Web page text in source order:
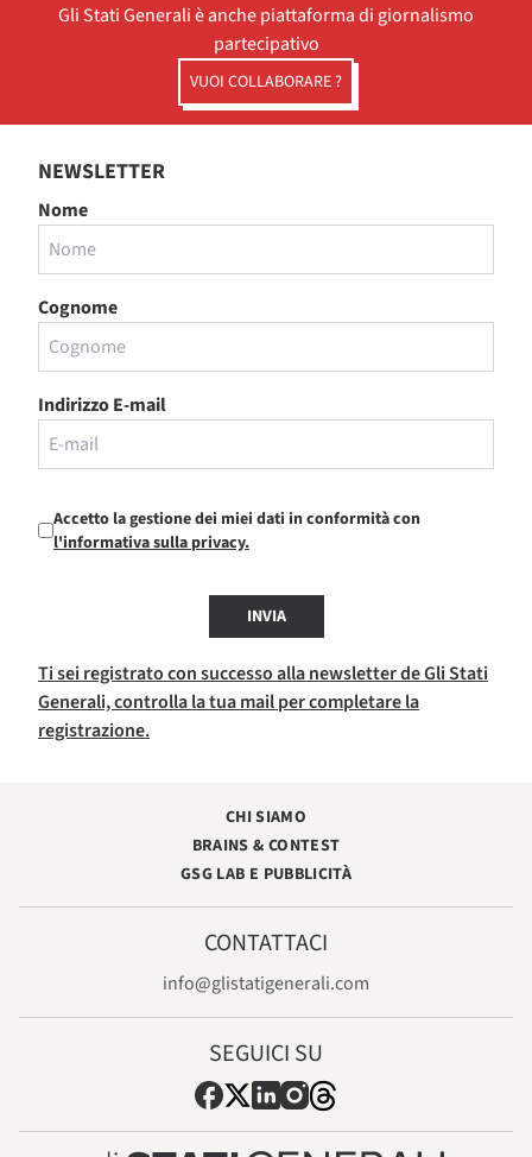
Gli Stati Generali è anche piattaforma di giornalismo
partecipativo
VUOI COLLABORARE ?
NEWSLETTER
Nome
Cognome
Indirizzo E-mail
Accetto la gestione dei miei dati in conformità con
l'informativa sulla privacy.
INVIA
Ti sei registrato con successo alla newsletter de Gli Stati
Generali, controlla la tua mail per completare la
registrazione.
CHI SIAMO
BRAINS & CONTEST
GSG LAB E PUBBLICITÀ
CONTATTACI
info@glistatigenerali.com
SEGUICI SU